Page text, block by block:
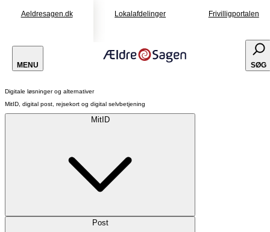
Aeldresagen.dk Lokalafdelinger Frivilligportalen
MENU SØG
Digitale løsninger og alternativer
MitID, digital post, rejsekort og digital selvbetjening
MitID
Post